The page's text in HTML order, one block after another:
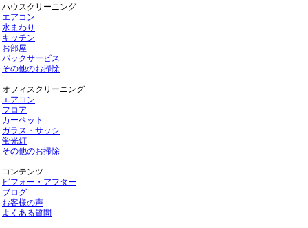
ハウスクリーニング
エアコン
水まわり
キッチン
お部屋
パックサービス
その他のお掃除
オフィスクリーニング
エアコン
フロア
カーペット
ガラス・サッシ
蛍光灯
その他のお掃除
コンテンツ
ビフォー・アフター
ブログ
お客様の声
よくある質問